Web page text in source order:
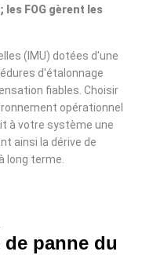
les FOG gèrent les
(IMU) dotées d'une
d'étalonnage
fiables. Choisir
opérationnel
à votre système une
ainsi la dérive de
long terme.
panne du